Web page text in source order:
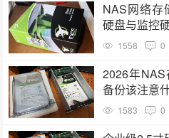
硬盘寿命(189)
固态硬盘推荐
AI训练(187)
硬盘真伪验证(187)
硬盘真伪鉴别(185)
硬盘批发价
固态硬盘(184)
NAS网络存
硬盘与监控
1558 0
2026年
备份该注意
1583 0